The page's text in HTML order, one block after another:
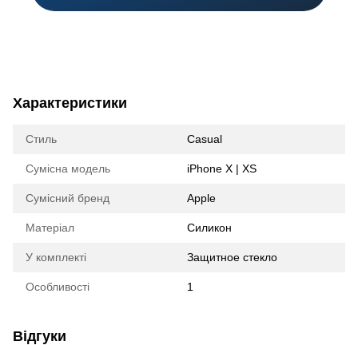
Характеристики
Стиль Casual
Сумісна модель iPhone X | XS
Сумісний бренд Apple
Матеріал Силикон
У комплекті Защитное стекло
Особливості 1
Відгуки